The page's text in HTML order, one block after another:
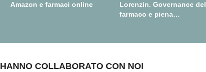
Amazon e farmaci online
Lorenzin. Governance del
farmaco e piena
HANNO COLLABORATO CON NOI